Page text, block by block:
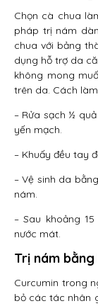
Chọn cà chua
pháp trị nám
chua với bảng
dụng hỗ trợ da
không mong
trên da. Cách
– Rửa sạch ½
yến mạch.
– Khuấy đều tay
– Vệ sinh da
nám.
– Sau khoảng
nước mát.
Trị nám
Curcumin trong
bỏ các tác nhân